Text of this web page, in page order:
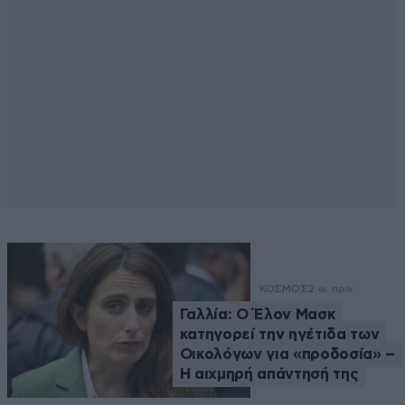
ΚΟΣΜΟΣ2 ω. πριν
Γαλλία: Ο Έλον Μασκ
κατηγορεί την ηγέτιδα των
Οικολόγων για «προδοσία» –
Η αιχμηρή απάντησή της